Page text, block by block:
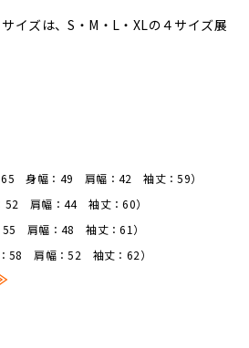
イズは、S・M・L・XLの４サイズ展
65 身幅：49 肩幅：42 袖丈：59）
52 肩幅：44 袖丈：60）
肩幅：48 袖丈：61）
58 肩幅：52 袖丈：62）